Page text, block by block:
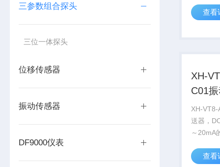
三参数组合探头
三位一体探头
位移传感器
振动传感器
DF9000仪表
机壳振
质量轻
查看
XH-
C01
XH-
送器，
～20mA
化机壳
查看